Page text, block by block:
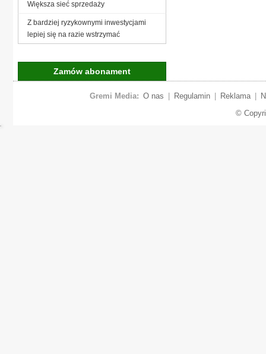
Większa sieć sprzedaży
Z bardziej ryzykownymi inwestycjami
lepiej się na razie wstrzymać
Zamów abonament
Gremi Media: O nas Regulamin Reklama
©